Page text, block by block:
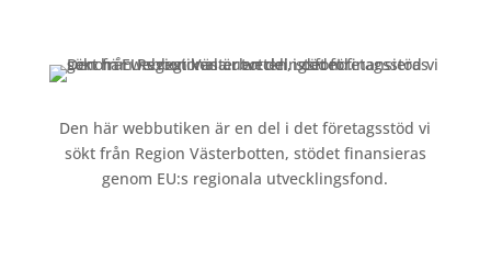
Den här webbutiken är en del i det företagsstöd vi
sökt från Region Västerbotten, stödet finansieras
genom EU:s regionala utvecklingsfond.